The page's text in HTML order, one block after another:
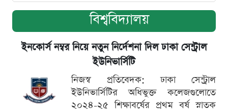
বিশ্ববিদ্যালয়
ইনকোর্স নম্বর নিয়ে নতুন নির্দেশনা দিল ঢাকা সেন্ট্রাল
ইউনিভার্সিটি
নিজস্ব প্রতিবেদক: ঢাকা সেন্ট্রাল
ইউনিভার্সিটির অধিভুক্ত কলেজগুলোতে
২০২৪-২৫ শিক্ষাবর্ষের প্রথম বর্ষ স্নাতক